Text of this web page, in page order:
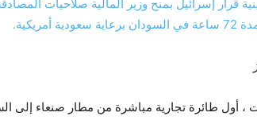
طائرة تجارية مباشرة من مطار صنعاء إلى